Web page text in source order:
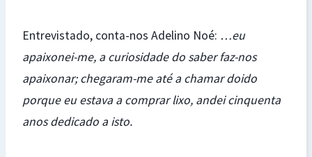
Entrevistado, conta-nos Adelino Noé: …eu
apaixonei-me, a curiosidade do saber faz-nos
apaixonar; chegaram-me até a chamar doido
porque eu estava a comprar lixo, andei cinquenta
anos dedicado a isto.